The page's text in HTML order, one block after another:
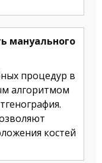
мануального
процедур в
алгоритмом
костей